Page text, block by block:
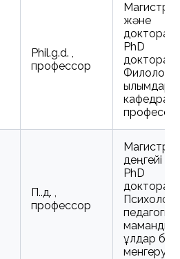
Phil.g.d. ,
профессор
және
PhD
ғылымдары
П.ғ.д. ,
профессор
Магистр
деңгейі
PhD
ұлдар